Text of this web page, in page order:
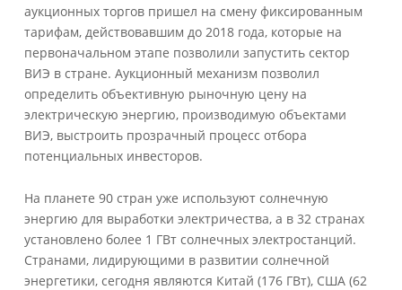
аукционных торгов пришел на смену фиксированным
тарифам, действовавшим до 2018 года, которые на
первоначальном этапе позволили запустить сектор
ВИЭ в стране. Аукционный механизм позволил
определить объективную рыночную цену на
электрическую энергию, производимую объектами
ВИЭ, выстроить прозрачный процесс отбора
потенциальных инвесторов.
На планете 90 стран уже используют солнечную
энергию для выработки электричества, а в 32 странах
установлено более 1 ГВт солнечных электростанций.
Странами, лидирующими в развитии солнечной
энергетики, сегодня являются Китай (176 ГВт), США (62